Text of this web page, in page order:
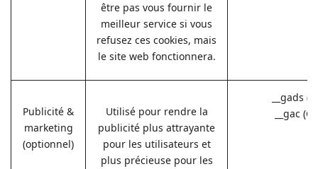
être pas vous fournir le
meilleur service si vous
refusez ces cookies, mais
le site web fonctionnera.
Publicité &
marketing
(optionnel)
Utilisé pour rendre la
publicité plus attrayante
pour les utilisateurs et
plus précieuse pour les
__gads
__gac